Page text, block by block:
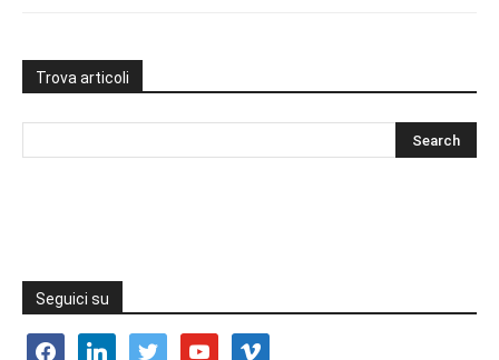
Trova articoli
Seguici su
facebooklinkedin twitter youtube vimeo